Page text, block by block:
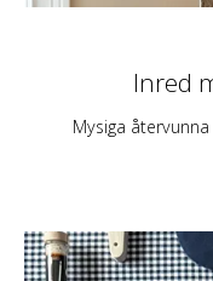
Inred
Mysiga